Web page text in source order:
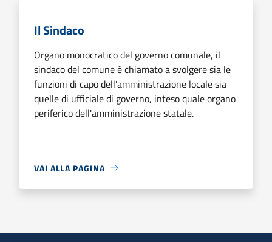
Il Sindaco
Organo monocratico del governo comunale, il
sindaco del comune è chiamato a svolgere sia le
funzioni di capo dell'amministrazione locale sia
quelle di ufficiale di governo, inteso quale organo
periferico dell'amministrazione statale.
VAI ALLA PAGINA